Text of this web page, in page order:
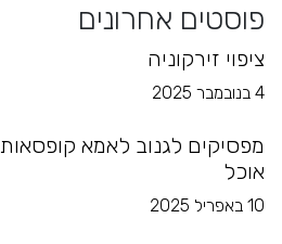
פוסטים אחרונים
ציפוי זירקוניה
4 בנובמבר 2025
מפסיקים לגנוב לאמא קופסאות
אוכל
10 באפריל 2025